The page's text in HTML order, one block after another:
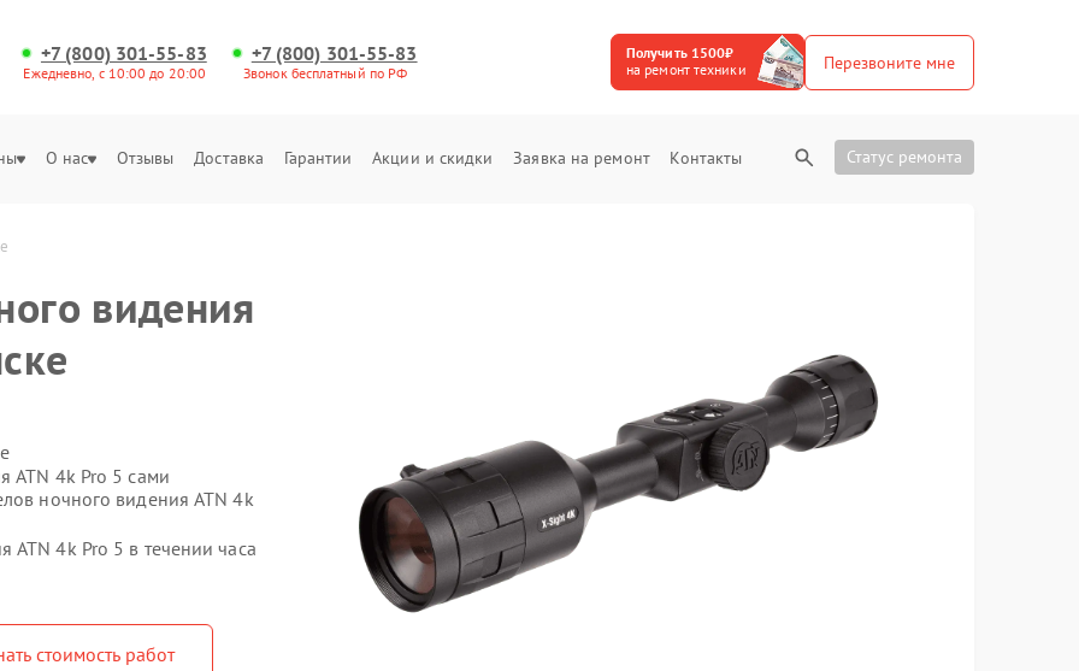
+7 (800) 301-55-83
Ежедневно, с 10:00 до 20:00
+7 (800) 301-55-83
Звонок бесплатный по РФ
Получить 1500₽
на ремонт техники
Перезвоните мне
О нас Отзывы Доставка Гарантии Акции и скидки Заявка на ремонт Контакты Статус ремонта
видения
ATN 4k Pro 5 сами
ночного видения ATN 4k
4k Pro 5 в течении часа
стоимость работ